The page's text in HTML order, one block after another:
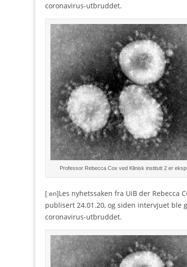
coronavirus-utbruddet.
Professor Rebecca Cox ved Klinisk institutt 2 er
[:en]Les nyhetssaken fra UiB der Rebecca
publisert 24.01.20, og siden intervjuet
coronavirus-utbruddet.